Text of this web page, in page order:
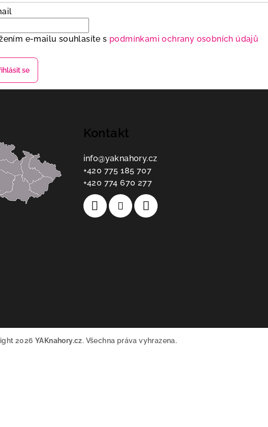
e-mailu souhlasíte s podmínkami ochrany osobních údajů
se
Kontakt
info@yaknahory.cz
+420 775 185 707
+420 774 670 277
2026 YAKnahory.cz. Všechna práva vyhrazena.